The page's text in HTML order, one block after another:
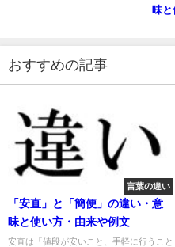
味
おすすめの記事
言葉の違い
「安直」と「簡便」の違い・意
味と使い方・由来や例文
安直は「値段が安いこと、手軽に行うこと